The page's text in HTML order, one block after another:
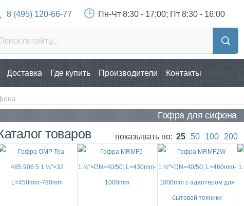
8 (495) 120-66-77 Пн-Чт 8:30 - 17:00; Пт 8:30 - 16:00
Доставка Где купить Производители Контакты
Гофра для сифона
показывать по: 25 50 100 200
товаров